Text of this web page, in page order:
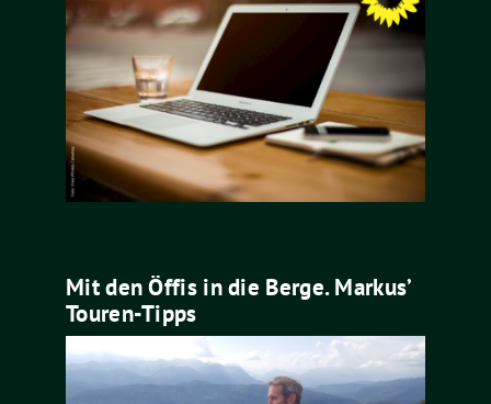
Mit den Öffis in die Berge. Markus’
Touren-Tipps